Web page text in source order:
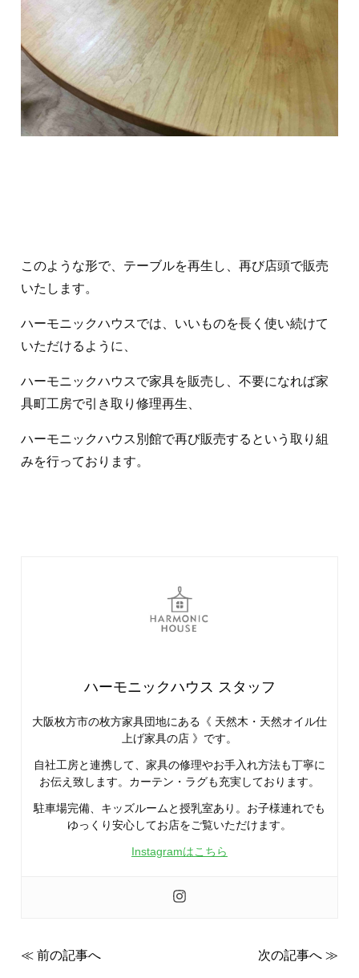
このような形で、テーブルを再生し、再び店頭で販売
いたします。
ハーモニックハウスでは、いいものを長く使い続けて
いただけるように、
ハーモニックハウスで家具を販売し、不要になれば家
具町工房で引き取り修理再生、
ハーモニックハウス別館で再び販売するという取り組
みを行っております。
ハーモニックハウス スタッフ
大阪枚方市の枚方家具団地にある《 天然木・天然オイル仕
上げ家具の店 》です。
自社工房と連携して、家具の修理やお手入れ方法も丁寧に
お伝え致します。カーテン・ラグも充実しております。
駐車場完備、キッズルームと授乳室あり。お子様連れでも
ゆっくり安心してお店をご覧いただけます。
Instagramはこちら
≪ 前の記事へ 次の記事へ ≫